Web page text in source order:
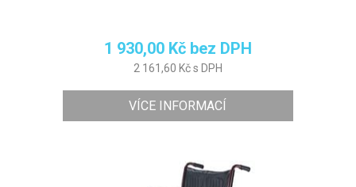
1 930,00 Kč bez DPH
2 161,60 Kč s DPH
VÍCE INFORMACÍ